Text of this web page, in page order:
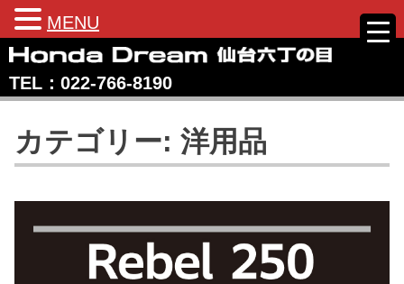
Skip
content
Honda Dream 仙台六丁の目
宮城県仙台市のホンダバイク専売店
TEL：022‐766‐8190
カテゴリー: 洋用品
MENU